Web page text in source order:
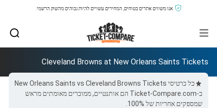
אנו משווים אתרים בטוחים, המחירים עשויים להיות גבוהים מהשוק הרשמי.
Cleveland Browns at New Orleans Saints Tickets
כל כרטיסי New Orleans Saints vs Cleveland Browns Tickets
ב-Ticket-Compare.com הם אותנטיים, ממוכרים מאומתים מראש
שמספקים אחריות של 100%.